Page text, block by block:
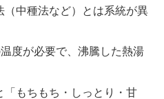
（中種法など）とは系統が異
度が必要で、沸騰した熱湯
「もちもち・しっとり・甘